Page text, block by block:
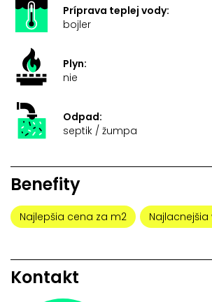
Príprava teplej vody:
bojler
Plyn:
nie
Odpad:
septik / žumpa
Benefity
Najlepšia cena za m2
Kontakt